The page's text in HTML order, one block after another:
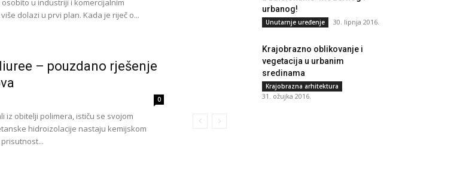
u industriji i komercijalnim
dolazi u prvi plan. Kada je riječ o...
– pouzdano rješenje
0
iz obitelji polimera, ističu se svojom
hidroizolacije nastaju kemijskom
urbanog!
Unutarnje uređenje 30. lipnja 2016.
Krajobrazno oblikovanje i
vegetacija u urbanim
sredinama
Krajobrazna arhitektura
31. ožujka 2016.